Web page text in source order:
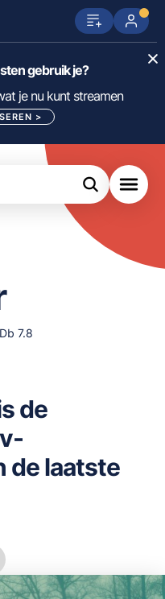
Prime Video
HBO Max
Apple TV
KIJK
gebruik je?
je nu kunt streamen
>
7.8
de
de laatste